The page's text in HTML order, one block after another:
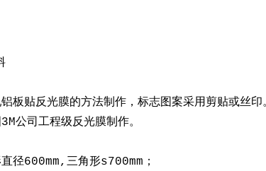
板贴反光膜的方法制作，标志图案采用剪贴或丝印
公司工程级反光膜制作。
600mm,三角形s700mm；